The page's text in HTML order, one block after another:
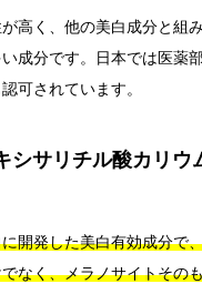
高く、他の美白成分と組
成分です。日本では医薬
可されています。
シサリチル酸カリウ
開発した美白有効成分で
なく、メラノサイトその